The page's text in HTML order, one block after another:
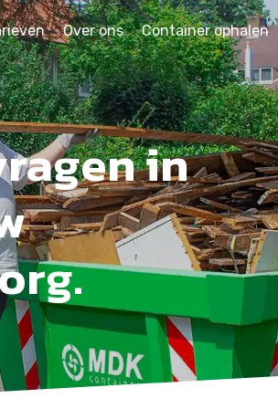
Over ons Container ophalen
in